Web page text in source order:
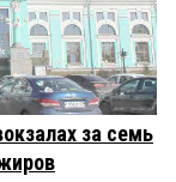
за семь